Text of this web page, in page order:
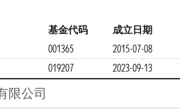
基金代码
成立日期
001365
2015-07-08
019207 2023-09-13
限公司